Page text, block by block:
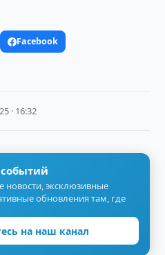
Facebook
· 16:32
событий
новости, эксклюзивные
обновления там, где
на наш канал